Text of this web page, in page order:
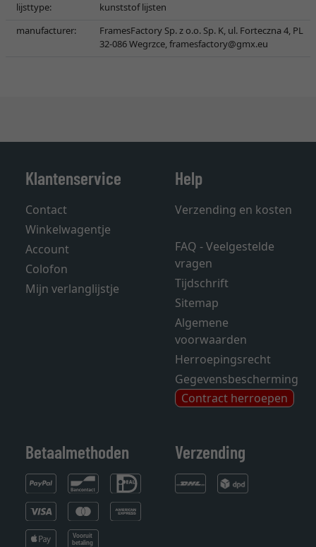
lijsttype:
kunststof lijsten
manufacturer:
FramesFactory Sp. z o.o. Sp. K, ul. Forteczna 4, PL
32-086 Wegrzce,framesfactory@gmx.eu
Klantenservice
Contact
Winkelwagentje
Account
Colofon
Mijn verlanglijstje
Help
Verzending en kosten
FAQ - Veelgestelde
vragen
Tijdschrift
Sitemap
Algemene
voorwaarden
Herroepingsrecht
Gegevensbescherming
Contract herroepen
Betaalmethoden Verzending